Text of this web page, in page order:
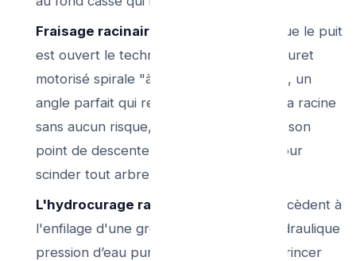
Fraisage racinaire par la porte :
Puisque le puit
est ouvert le technicien passe de large furet
motorisé spirale "à l'horizontale en aval", un
angle parfait qui rend le découpage de la racine
sans aucun risque, la machine tirant "de son
point de descente le plus sécurisant" pour
scinder tout arbre à grande envergure.
L'hydrocurage radial à chaud :
On procèdent à
l'enfilage d'une grenade propulsive (hydraulique
pression d’eau pure) du passage pour "rincer